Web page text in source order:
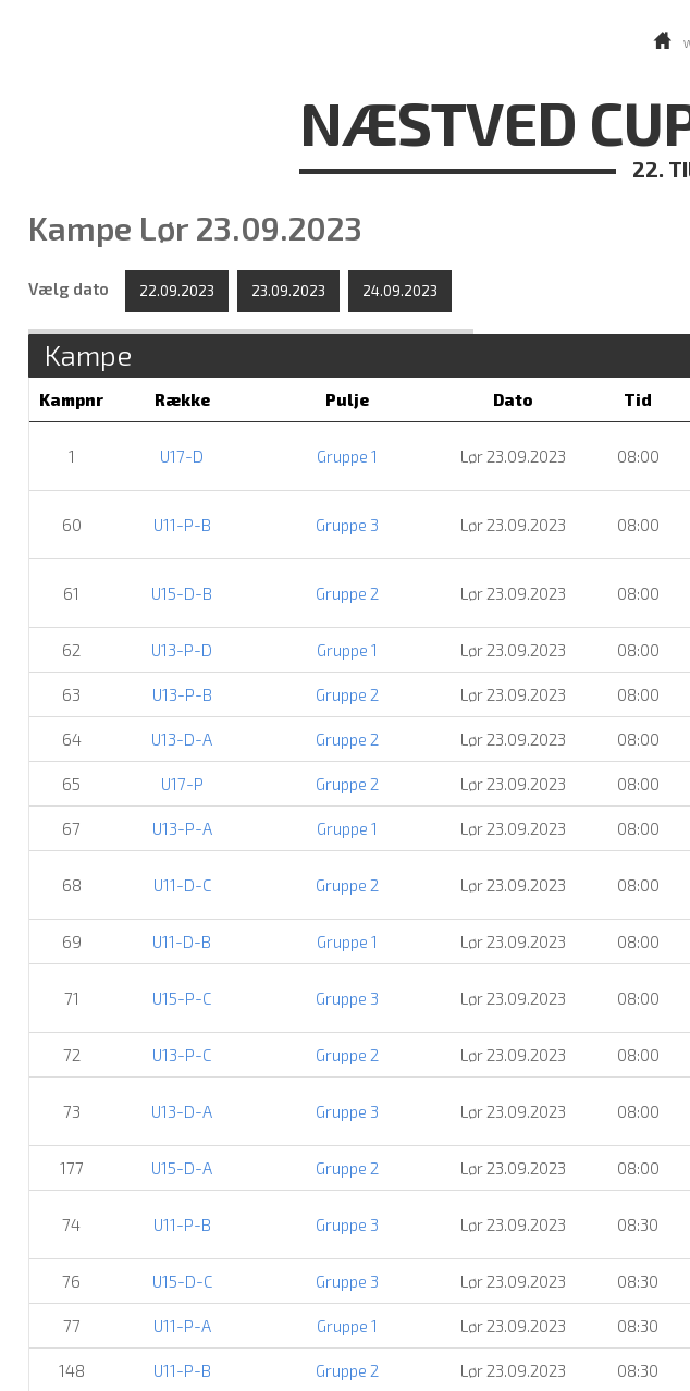
NÆSTVED
22.
Kampe Lør 23.09.2023
Vælg dato 22.09.2023 23.09.2023 24.09.2023
Kampe
Kampnr Række Pulje Dato Tid
1 U17-D Gruppe 1 Lør 23.09.2023 08:00
60 U11-P-B Gruppe 3 Lør 23.09.2023 08:00
61 U15-D-B Gruppe 2 Lør 23.09.2023 08:00
62 U13-P-D Gruppe 1 Lør 23.09.2023 08:00
63 U13-P-B Gruppe 2 Lør 23.09.2023 08:00
64 U13-D-A Gruppe 2 Lør 23.09.2023 08:00
65 U17-P Gruppe 2 Lør 23.09.2023 08:00
67 U13-P-A Gruppe 1 Lør 23.09.2023 08:00
68 U11-D-C Gruppe 2 Lør 23.09.2023 08:00
69 U11-D-B Gruppe 1 Lør 23.09.2023 08:00
71 U15-P-C Gruppe 3 Lør 23.09.2023 08:00
72 U13-P-C Gruppe 2 Lør 23.09.2023 08:00
73 U13-D-A Gruppe 3 Lør 23.09.2023 08:00
177 U15-D-A Gruppe 2 Lør 23.09.2023 08:00
74 U11-P-B Gruppe 3 Lør 23.09.2023 08:30
76 U15-D-C Gruppe 3 Lør 23.09.2023 08:30
77 U11-P-A Gruppe 1 Lør 23.09.2023 08:30
148 U11-P-B Gruppe 2 Lør 23.09.2023 08:30